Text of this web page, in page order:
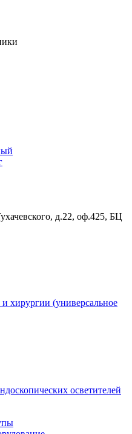
д.22, оф.425, БЦ
хирургии (универсальное
осветителей